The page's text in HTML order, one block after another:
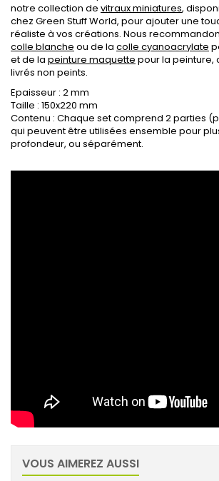
notre collection de vitraux miniatures,
chez Green Stuff World, pour ajouter une
réaliste à vos créations. Nous
colle blanche ou de la colle cyanoacrylate
et de la peinture maquette pour la peinture,
livrés non peints.
Epaisseur : 2 mm
Taille : 150x220 mm
Contenu : Chaque set comprend 2 parties
qui peuvent être utilisées ensemble pour
profondeur, ou séparément.
VOUS AIMEREZ AUSSI